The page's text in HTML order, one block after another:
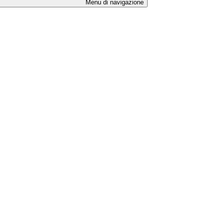
Menu di navigazione